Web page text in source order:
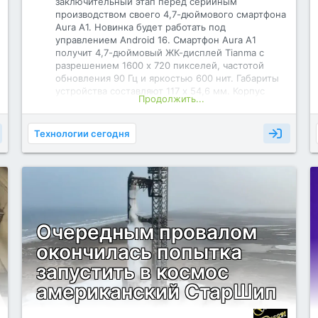
производством своего 4,7-дюймового смартфона
Aura A1. Новинка будет работать под
управлением Android 16. Смартфон Aura A1
получит 4,7-дюймовый ЖК-дисплей Tianma с
разрешением 1600 x 720 пикселей, частотой
обновления 90 Гц и яркостью 600 нит. Габариты
устройства составляют 117 x 54,6 мм. Корпус
смартфона выполнен с использованием
металлической рамки и задней панели из
матового стекла.
На боковой грани расположен сканер отпечатков
пальцев. Основная камера оснащена 64-
мегапиксельным датчиком OV64B40, а
фронтальная — 16-мегапиксельным.
Продолжить...
Технологии сегодня
Очередным провалом
окончилась попытка
запустить в космос
американский СтарШип